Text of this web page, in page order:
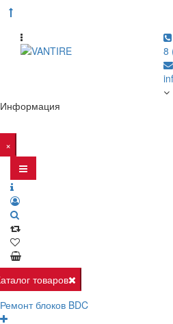
8
Информация
×
товаров
Ремонт блоков BDC